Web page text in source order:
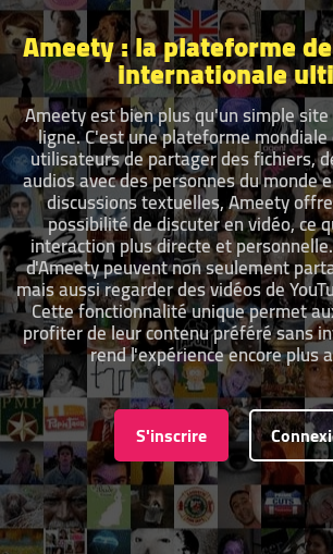
Ameety : la plateforme
internationale
Ameety est bien plus qu'un simple
ligne. C'est une plateforme
utilisateurs de partager des fichiers,
audios avec des personnes du monde
discussions textuelles, Ameety
possibilité de discuter en vidéo, ce
interaction plus directe et
d'Ameety peuvent non seulement
mais aussi regarder des vidéos de
Cette fonctionnalité unique permet
profiter de leur contenu préféré sans
rend l'expérience encore plus
S'inscrire